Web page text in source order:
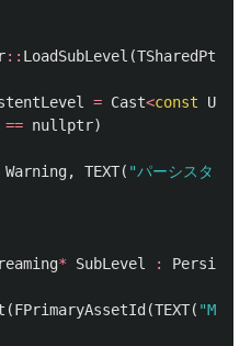
:: LoadSubLevel (TSharedPtr
= Cast<const
== nullptr)
Warning, TEXT( "パーシスタント
* SubLevel :
(FPrimaryAssetId (TEXT( "Map"